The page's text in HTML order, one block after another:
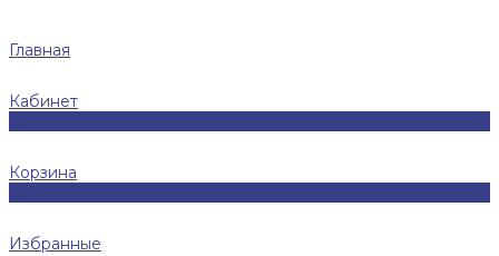
Главная
Кабинет
Корзина
Избранные